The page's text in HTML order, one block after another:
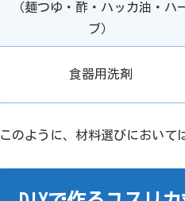
（麺つゆ・酢・ハッカ油・ハ
ブ）
食器用洗剤
このように、材料選びにおいて